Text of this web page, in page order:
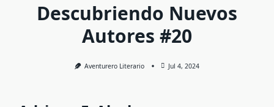
Descubriendo Nuevos
Autores #20
Aventurero Literario Jul 4, 2024